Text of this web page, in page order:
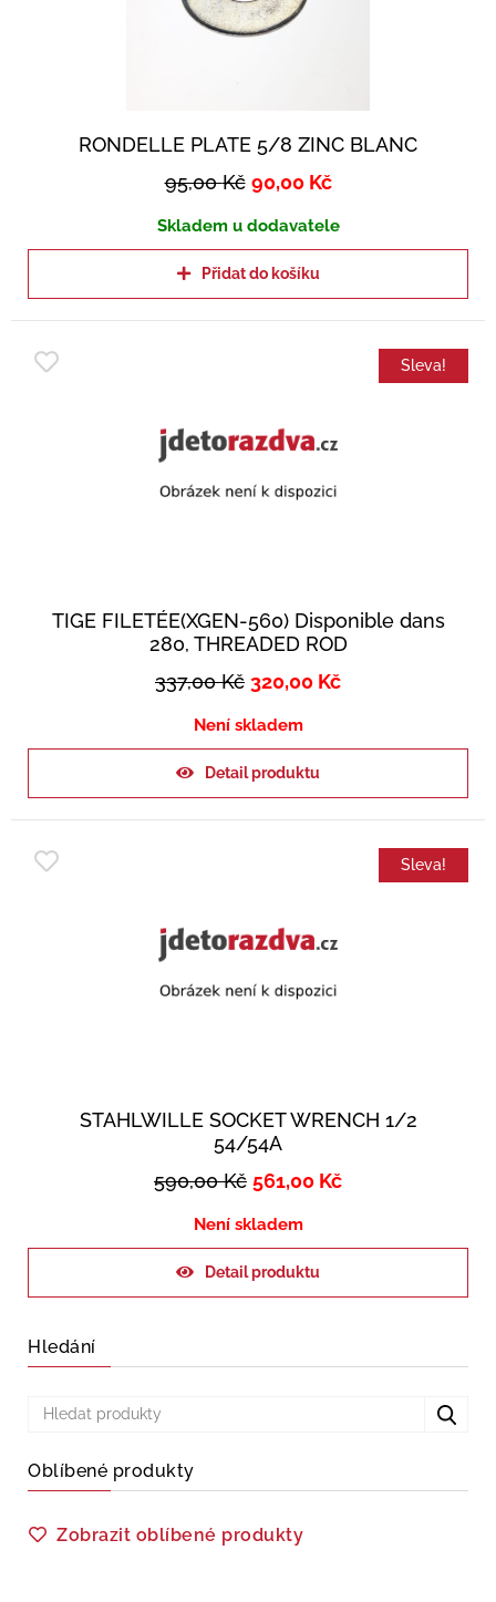
RONDELLE PLATE 5/8 ZINC BLANC
95,00Kč 90,00 Kč
Skladem u dodavatele
Přidat do košíku
Sleva!
TIGE FILETÉE(XGEN-560) Disponible dans
280, THREADED ROD
337,00Kč 320,00 Kč
Není skladem
Detail produktu
Sleva!
STAHLWILLE SOCKET WRENCH 1/2
54/54A
590,00Kč 561,00 Kč
Není skladem
Detail produktu
Hledání
Oblíbené produkty
Zobrazit oblíbené produkty